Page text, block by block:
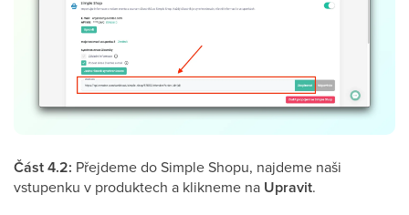
Část 4.2: Přejdeme do Simple Shopu, najdeme naši
vstupenku v produktech a klikneme na Upravit.